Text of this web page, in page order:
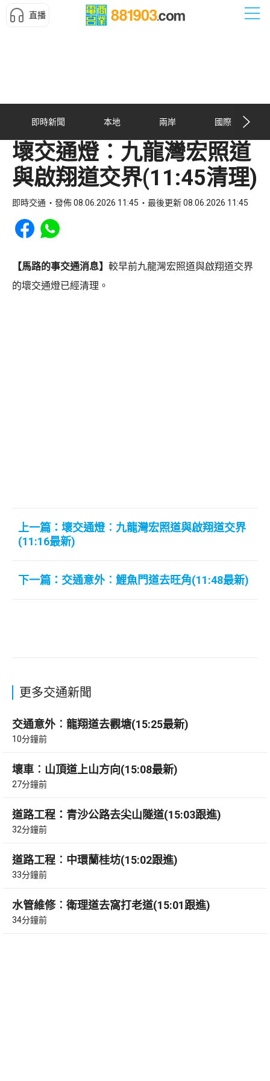
直播
即時新聞 本地 兩岸 國際
壞交通燈︰九龍灣宏照道
與啟翔道交界(11:45清理)
即時交通 發佈 08.06.2026 11:45 最後更新 08.06.2026 11:45
Share to Facebook
Share to WhatsApp
【馬路的事交通消息】 較早前九龍灣宏照道與啟翔道交界
的壞交通燈已經清理。
上一篇：壞交通燈︰九龍灣宏照道與啟翔道交界
(11:16最新)
下一篇：交通意外︰鯉魚門道去旺角(11:48最新)
更多交通新聞
交通意外︰龍翔道去觀塘(15:25最新)
10分鐘前
壞車︰山頂道上山方向(15:08最新)
27分鐘前
道路工程：青沙公路去尖山隧道(15:03跟進)
32分鐘前
道路工程︰中環蘭桂坊(15:02跟進)
33分鐘前
水管維修︰衛理道去窩打老道(15:01跟進)
34分鐘前